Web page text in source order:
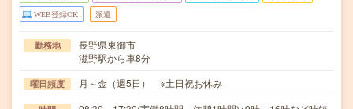
WEB登録OK 派遣
勤務地
長野県東御市
滋野駅から車8分
曜日頻度 月～金（週5日） ※土日祝お休み